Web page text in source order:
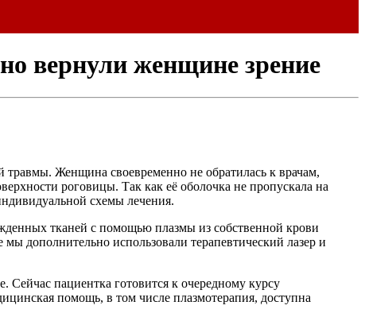
вернули женщине зрение
Женщина своевременно не обратилась к врачам,
роговицы. Так как её оболочка не пропускала на
схемы лечения.
тканей с помощью плазмы из собственной крови
дополнительно использовали терапевтический лазер и
Сейчас пациентка готовится к очередному курсу
помощь, в том числе плазмотерапия, доступна